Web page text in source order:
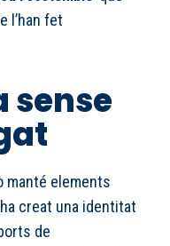
l’han fet
sense
manté elements
creat una identitat
de